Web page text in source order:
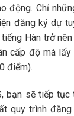
động. Chỉ
đăng ký dự
tiếng Hàn trở
cấp độ mà
điểm).
bạn sẽ tiếp tục
quy trình